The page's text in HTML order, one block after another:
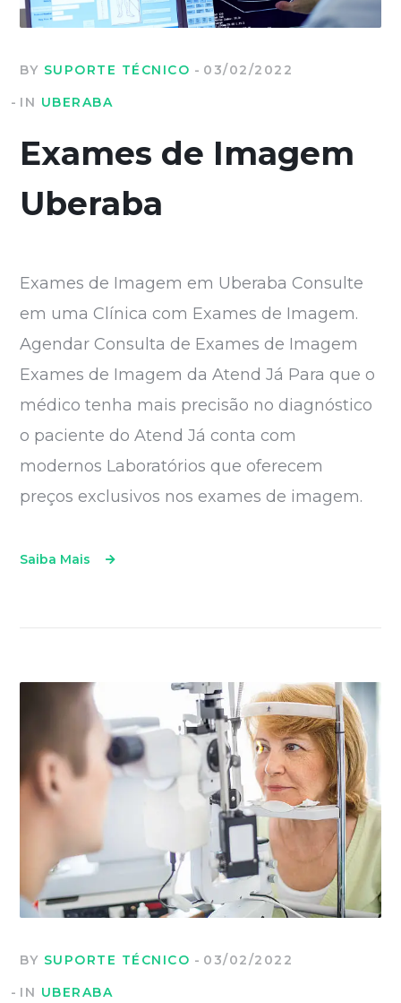
BY SUPORTE TÉCNICO
03/02/2022
IN UBERABA
Exames de Imagem
Uberaba
Exames de Imagem em Uberaba Consulte
em uma Clínica com Exames de Imagem.
Agendar Consulta de Exames de Imagem
Exames de Imagem da Atend Já Para que o
médico tenha mais precisão no diagnóstico
o paciente do Atend Já conta com
modernos Laboratórios que oferecem
preços exclusivos nos exames de imagem.
Saiba Mais
BY SUPORTE TÉCNICO
03/02/2022
IN UBERABA